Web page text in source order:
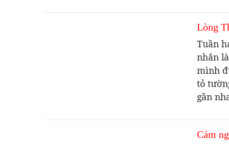
Lòng
Tuần
nhân
mình
tỏ
gần
Cảm